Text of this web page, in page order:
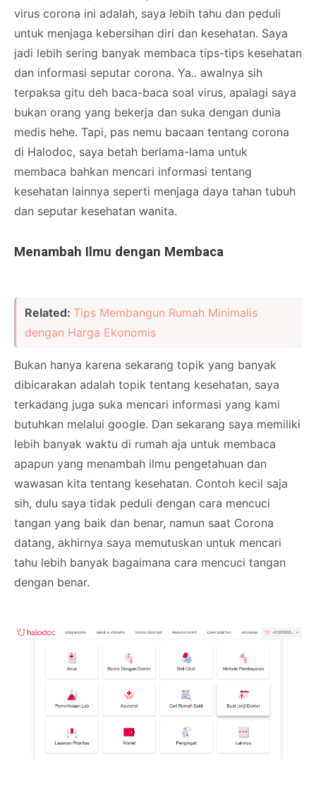
virus corona ini adalah, saya lebih tahu dan peduli
untuk menjaga kebersihan diri dan kesehatan. Saya
jadi lebih sering banyak membaca tips-tips kesehatan
dan informasi seputar corona. Ya.. awalnya sih
terpaksa gitu deh baca-baca soal virus, apalagi saya
bukan orang yang bekerja dan suka dengan dunia
medis hehe. Tapi, pas nemu bacaan tentang corona
di Halodoc, saya betah berlama-lama untuk
membaca bahkan mencari informasi tentang
kesehatan lainnya seperti menjaga daya tahan tubuh
dan seputar kesehatan wanita.
Menambah Ilmu dengan Membaca
Related: Tips Membangun Rumah Minimalis
dengan Harga Ekonomis
Bukan hanya karena sekarang topik yang banyak
dibicarakan adalah topik tentang kesehatan, saya
terkadang juga suka mencari informasi yang kami
butuhkan melalui google. Dan sekarang saya memiliki
lebih banyak waktu di rumah aja untuk membaca
apapun yang menambah ilmu pengetahuan dan
wawasan kita tentang kesehatan. Contoh kecil saja
sih, dulu saya tidak peduli dengan cara mencuci
tangan yang baik dan benar, namun saat Corona
datang, akhirnya saya memutuskan untuk mencari
tahu lebih banyak bagaimana cara mencuci tangan
dengan benar.